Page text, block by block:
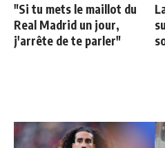
"Si tu mets le maillot du
Real Madrid un jour,
j'arrête de te parler"